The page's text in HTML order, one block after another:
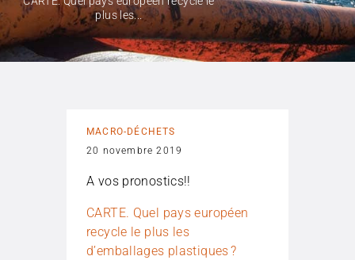
plus les...
MACRO-DÉCHETS
20 novembre 2019
A vos pronostics!!
CARTE. Quel pays européen
recycle le plus les
d’emballages plastiques ?